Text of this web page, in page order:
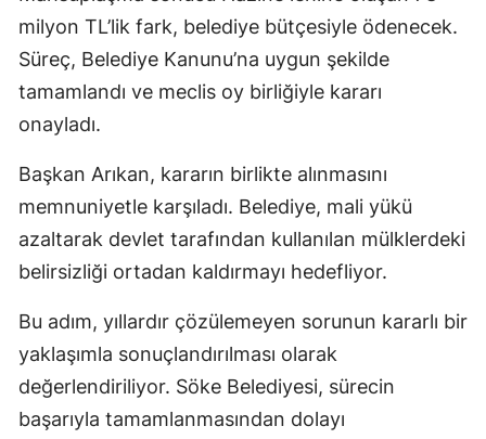
milyon TL’lik fark, belediye bütçesiyle ödenecek.
Süreç, Belediye Kanunu’na uygun şekilde
tamamlandı ve meclis oy birliğiyle kararı
onayladı.
Başkan Arıkan, kararın birlikte alınmasını
memnuniyetle karşıladı. Belediye, mali yükü
azaltarak devlet tarafından kullanılan mülklerdeki
belirsizliği ortadan kaldırmayı hedefliyor.
Bu adım, yıllardır çözülemeyen sorunun kararlı bir
yaklaşımla sonuçlandırılması olarak
değerlendiriliyor. Söke Belediyesi, sürecin
başarıyla tamamlanmasından dolayı